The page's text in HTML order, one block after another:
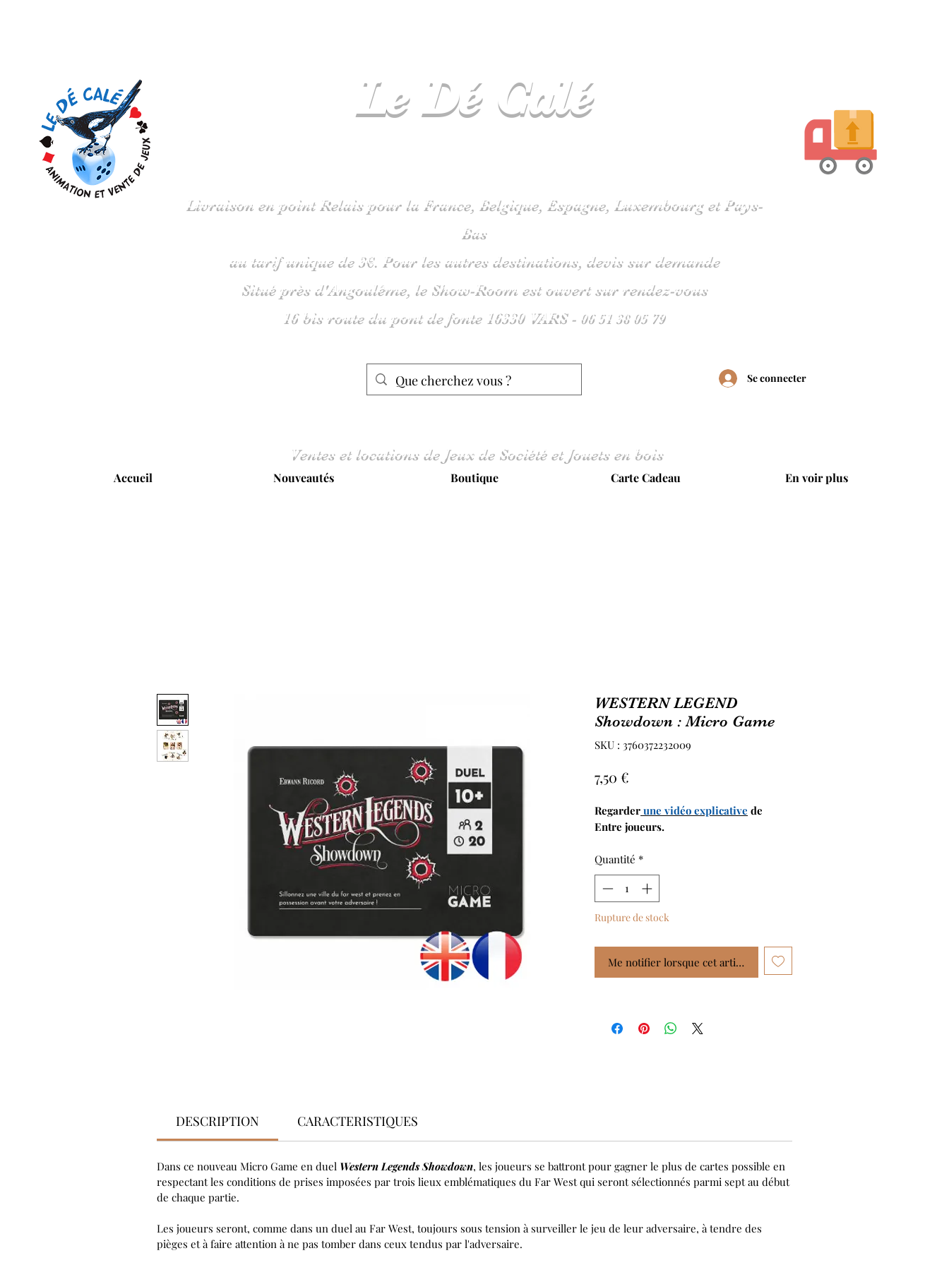
Le DéCalé
Livraison en point Relais pour la France, Belgique, Espagne, Luxembourg et Pays-
Bas
au tarif unique de 3€. Pour les autres destinations, devis sur demande
Situé près d'Angoulême, le Show-Room est ouvert sur rendez-vous
16 bis route du pont de fonte 16330 VARS - 0651 38 05 79
Se connecter
Ventes et locations de Jeux de Société et Jouets en bois
Accueil Nouveautés Boutique Carte Cadeau En voir plus
WESTERN LEGEND
Showdown : Micro Game
SKU : 3760372232009
7,50 €
Regarder une vidéo explicative de
Entre joueurs.
Quantité *
Rupture de stock
Me notifier lorsque cet article est disponible
DESCRIPTION CARACTERISTIQUES
Dans ce nouveau Micro Game en duel Western Legends Showdown, les joueurs se battront pour gagner le plus de cartes possible en
respectant les conditions de prises imposées par trois lieux emblématiques du Far West qui seront sélectionnés parmi sept au début
de chaque partie.
Les joueurs seront, comme dans un duel au Far West, toujours sous tension à surveiller le jeu de leur adversaire, à tendre des
pièges et à faire attention à ne pas tomber dans ceux tendus par l'adversaire.